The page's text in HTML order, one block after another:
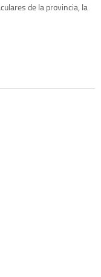
de la provincia, la